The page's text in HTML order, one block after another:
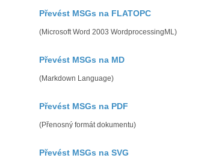
Převést MSGs na FLATOPC
(Microsoft Word 2003 WordprocessingML)
Převést MSGs na MD
(Markdown Language)
Převést MSGs na PDF
(Přenosný formát dokumentu)
Převést MSGs na SVG